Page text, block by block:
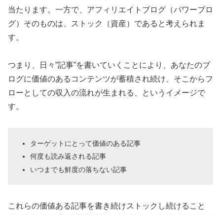
当たります。一方で、アフィリエイトブログ（パワーブロ
グ）そのものは、ストック（資産）であると考えられま
す。
つまり、日々”記事”を書いていくことにより、あなたのブ
ログに価値のあるコンテンツが蓄積され続け、そこからフ
ローとしての収入の流れが生まれる、というイメージで
す。
ターゲットにとって価値のある記事
何度も読み返される記事
いつまでも鮮度の落ちない記事
これらの価値ある記事を書き続けストックし続けること